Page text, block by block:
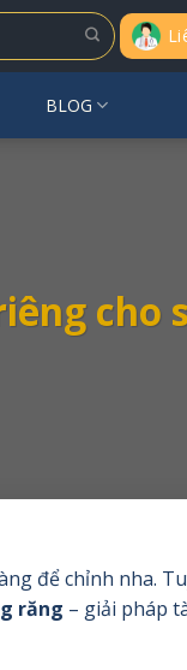
BLOG
cho
để chỉnh nha.
răng – giải pháp